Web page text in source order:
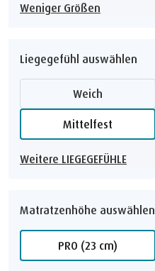
Weniger Größen
Liegegefühl auswählen
Weich
Mittelfest
Weitere LIEGEGEFÜHLE
Matratzenhöhe auswählen
PRO (23 cm)